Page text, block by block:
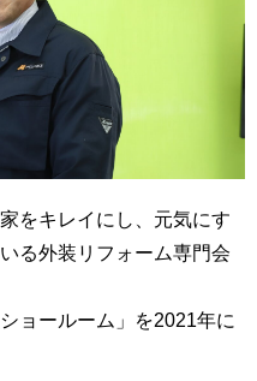
をキレイにし、元気にす
る外装リフォーム専門会
ョールーム」を2021年に